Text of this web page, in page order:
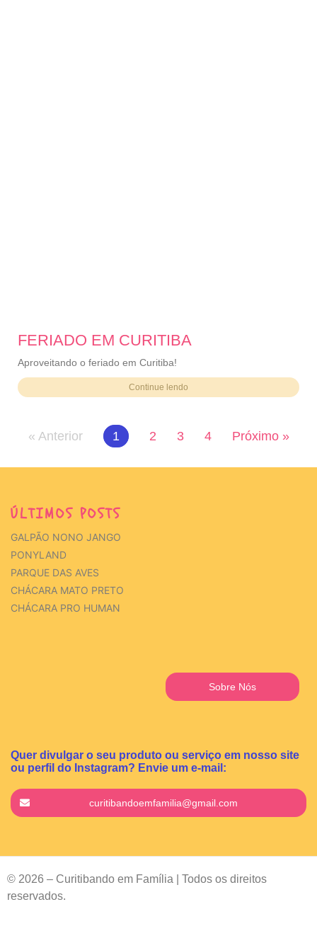
FERIADO EM CURITIBA
Aproveitando o feriado em Curitiba!
Continue lendo
« Anterior 1 2 3 4 Próximo »
ÚLTIMOS POSTS
GALPÃO NONO JANGO
PONYLAND
PARQUE DAS AVES
CHÁCARA MATO PRETO
CHÁCARA PRO HUMAN
Sobre Nós
Quer divulgar o seu produto ou serviço em nosso site
ou perfil do Instagram? Envie um e-mail:
curitibandoemfamilia@gmail.com
© 2026 – Curitibando em Família | Todos os direitos
reservados.